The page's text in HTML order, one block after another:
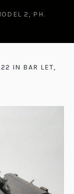
2, PH.
IN BAR LET,